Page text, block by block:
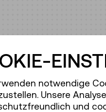
besteht,
vieles mehr. Auf der
der Elektrizität die
notwendige
Unsere
und